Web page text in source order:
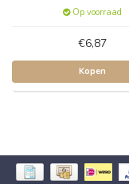
Op voorraad
€6,87
Kopen